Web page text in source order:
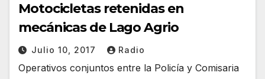
Motocicletas retenidas en
mecánicas de Lago Agrio
Julio 10, 2017 Radio
Operativos conjuntos entre la Policía y Comisaria